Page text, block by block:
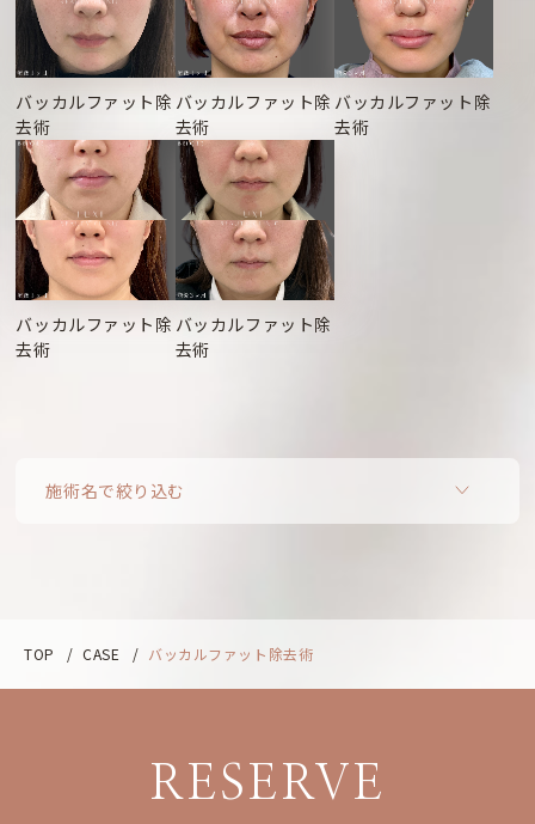
バッカルファット除
去術
バッカルファット除
去術
バッカルファット除
去術
バッカルファット除
去術
バッカルファット除
去術
施術名で絞り込む
TOP / CASE / バッカルファット除去術
RESERVE